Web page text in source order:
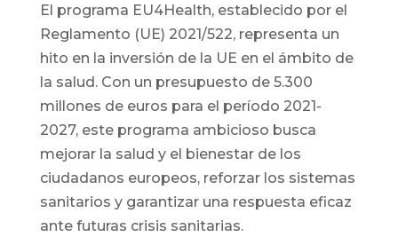
El programa EU4Health, establecido por el
Reglamento (UE) 2021/522, representa un
hito en la inversión de la UE en el ámbito de
la salud. Con un presupuesto de 5.300
millones de euros para el período 2021-
2027, este programa ambicioso busca
mejorar la salud y el bienestar de los
ciudadanos europeos, reforzar los sistemas
sanitarios y garantizar una respuesta eficaz
ante futuras crisis sanitarias.